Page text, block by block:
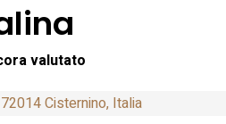
valutato
Cisternino, Italia